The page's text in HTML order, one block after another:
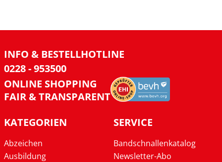
INFO & BESTELLHOTLINE
0228 - 953500
ONLINE SHOPPING
FAIR & TRANSPARENT
KATEGORIEN
Abzeichen
Ausbildung
SERVICE
Bandschnallenkatalog
Newsletter-Abo